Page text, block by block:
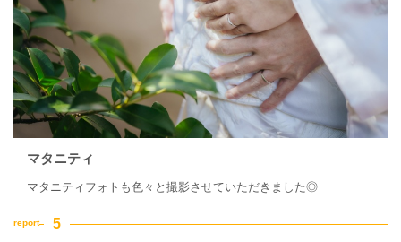
マタニティ
マタニティフォトも色々と撮影させていただきました◎